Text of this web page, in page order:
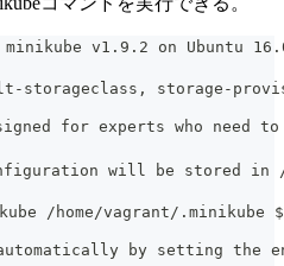
v1.9.2 on Ubuntu
storageclass, storage-
for experts who
will be stored in /
/home/vagrant/.minikube
by setting the env